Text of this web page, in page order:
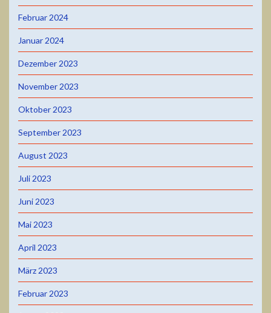
Februar 2024
Januar 2024
Dezember 2023
November 2023
Oktober 2023
September 2023
August 2023
Juli 2023
Juni 2023
Mai 2023
April 2023
März 2023
Februar 2023